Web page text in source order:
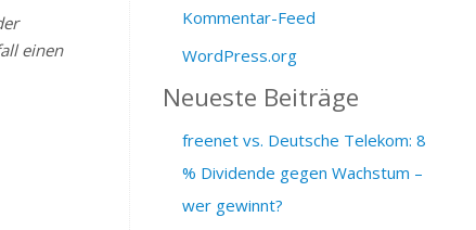
einen
Kommentar-Feed
WordPress.org
Neueste Beiträge
freenet vs. Deutsche Telekom: 8
% Dividende gegen Wachstum –
wer gewinnt?